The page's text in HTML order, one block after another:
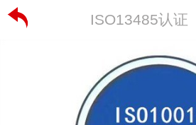
ISO13485认证